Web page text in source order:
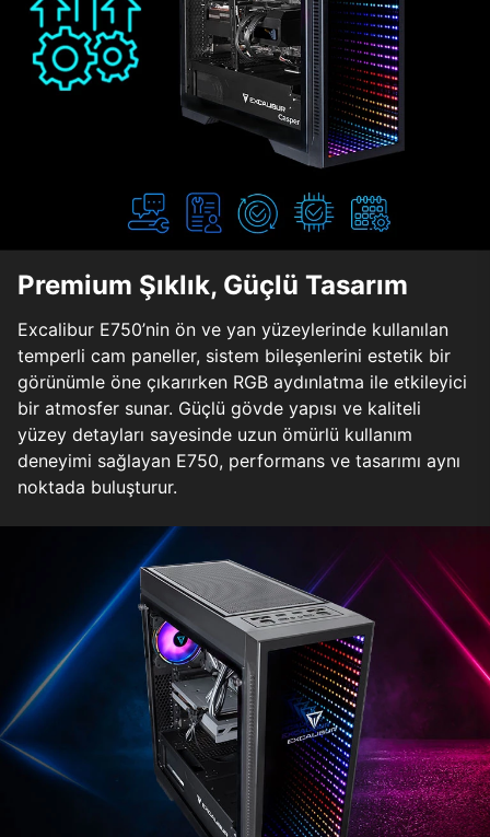
Premium Şıklık, Güçlü Tasarım
Excalibur E750’nin ön ve yan yüzeylerinde kullanılan
temperli cam paneller, sistem bileşenlerini estetik bir
görünümle öne çıkarırken RGB aydınlatma ile etkileyici
bir atmosfer sunar. Güçlü gövde yapısı ve kaliteli
yüzey detayları sayesinde uzun ömürlü kullanım
deneyimi sağlayan E750, performans ve tasarımı aynı
noktada buluşturur.